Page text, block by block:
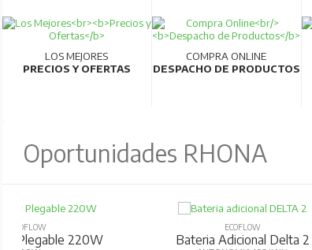
LOS MEJORES
PRECIOS Y OFERTAS
COMPRA ONLINE
DESPACHO DE PRODUCTOS
Oportunidades RHONA
Bateria Adicional Delta 2 Panel